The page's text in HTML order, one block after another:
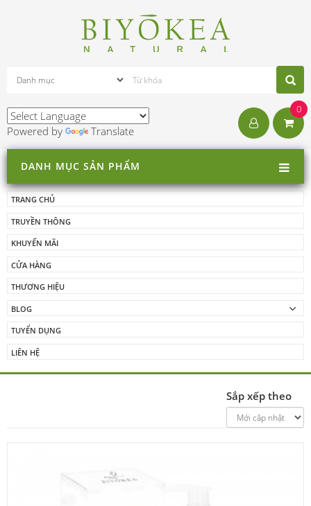
Powered by Translate
0
DANH MỤC SẢN PHẨM
TRANG CHỦ
TRUYỀN THÔNG
KHUYẾN MÃI
CỬA HÀNG
THƯƠNG HIỆU
BLOG
TUYỂN DỤNG
LIÊN HỆ
Sắp xếp theo